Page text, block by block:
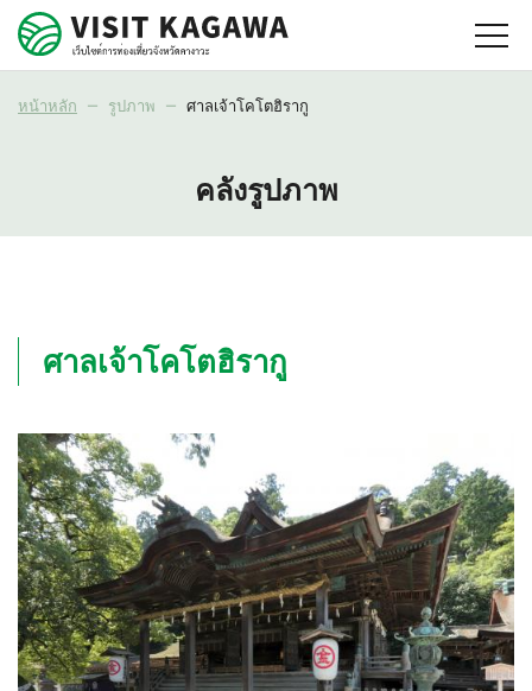
หน้าหลัก รูปภาพ ศาลเจ้าโคโตฮิรากู
คลังรูปภาพ
ศาลเจ้าโคโตฮิรากู